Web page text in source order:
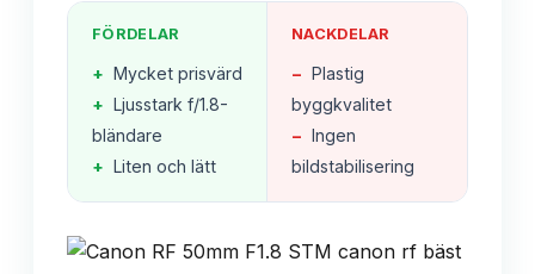
FÖRDELAR
+ Mycket prisvärd
+ Ljusstark f/1.8-
bländare
+ Liten och lätt
NACKDELAR
− Plastig
byggkvalitet
− Ingen
bildstabilisering